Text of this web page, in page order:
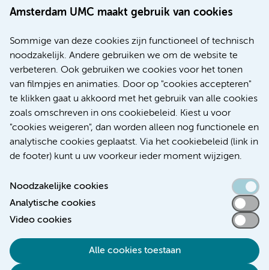
Amsterdam UMC maakt gebruik van cookies
Sommige van deze cookies zijn functioneel of technisch
noodzakelijk. Andere gebruiken we om de website te
verbeteren. Ook gebruiken we cookies voor het tonen
van filmpjes en animaties. Door op "cookies accepteren"
te klikken gaat u akkoord met het gebruik van alle cookies
zoals omschreven in ons cookiebeleid. Kiest u voor
"cookies weigeren", dan worden alleen nog functionele en
analytische cookies geplaatst. Via het cookiebeleid (link in
de footer) kunt u uw voorkeur ieder moment wijzigen.
Noodzakelijke cookies
Analytische cookies
Video cookies
Alle cookies toestaan
aan de faculteit Geneeskunde van de UvA. Ze is
onderzoeken van monsters van weefsels van
patiënten, om de ziekte en de ernst daarvan vast te
stellen. Verheij is gespecialiseerd, zoals haar
leeropdracht vermeldt, in lever, alvleesklier en
galwegen.
Hoogleraren Pathologie
Toegankelijkheidsverklaring
Algemene privacyverklaring